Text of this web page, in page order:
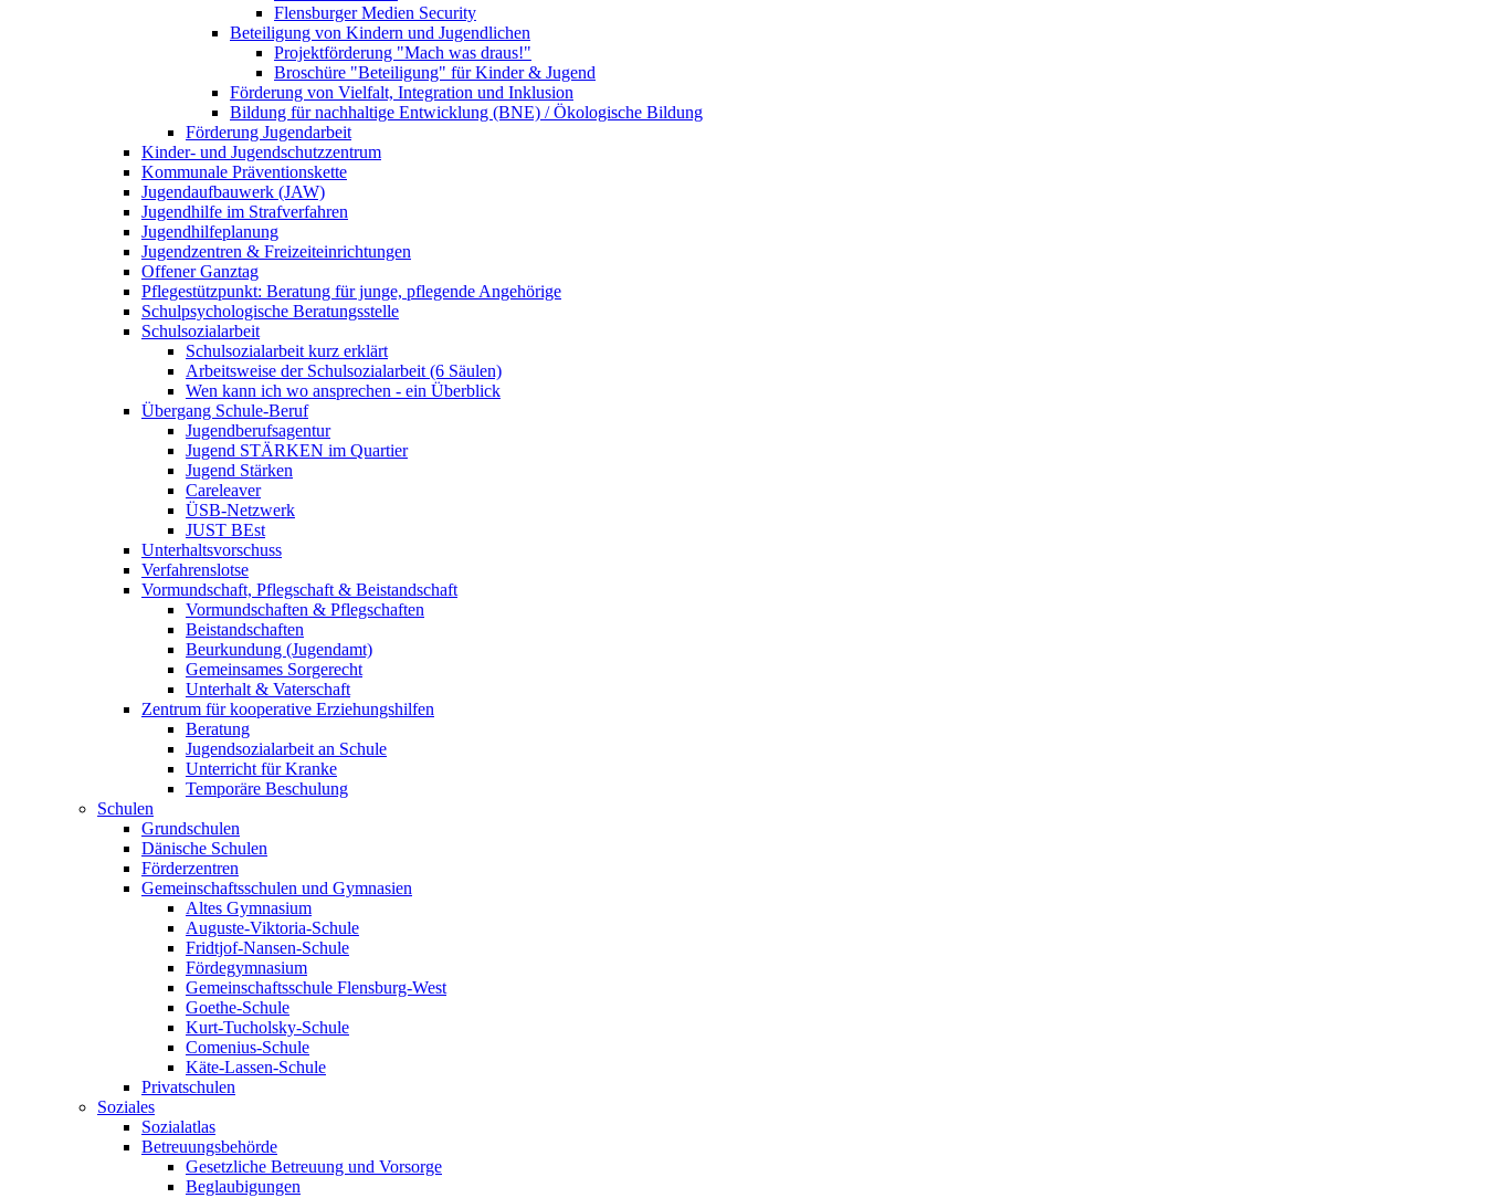
Flensburger Medien Security
Beteiligung von Kindern und Jugendlichen
Projektförderung "Mach was draus!"
Broschüre "Beteiligung" für Kinder & Jugend
Förderung von Vielfalt, Integration und Inklusion
Bildung für nachhaltige Entwicklung (BNE) / Ökologische Bildung
Förderung Jugendarbeit
Kinder- und Jugendschutzzentrum
Kommunale Präventionskette
Jugendaufbauwerk (JAW)
Jugendhilfe im Strafverfahren
Jugendhilfeplanung
Jugendzentren & Freizeiteinrichtungen
Offener Ganztag
Pflegestützpunkt: Beratung für junge, pflegende Angehörige
Schulpsychologische Beratungsstelle
Schulsozialarbeit
Schulsozialarbeit kurz erklärt
Arbeitsweise der Schulsozialarbeit (6 Säulen)
Wen kann ich wo ansprechen - ein Überblick
Übergang Schule-Beruf
Jugendberufsagentur
Jugend STÄRKEN im Quartier
Jugend Stärken
Careleaver
ÜSB-Netzwerk
JUST BEst
Unterhaltsvorschuss
Verfahrenslotse
Vormundschaft, Pflegschaft & Beistandschaft
Vormundschaften & Pflegschaften
Beistandschaften
Beurkundung (Jugendamt)
Gemeinsames Sorgerecht
Unterhalt & Vaterschaft
Zentrum für kooperative Erziehungshilfen
Beratung
Jugendsozialarbeit an Schule
Unterricht für Kranke
Temporäre Beschulung
Schulen
Grundschulen
Dänische Schulen
Förderzentren
Gemeinschaftsschulen und Gymnasien
Altes Gymnasium
Auguste-Viktoria-Schule
Fridtjof-Nansen-Schule
Fördegymnasium
Gemeinschaftsschule Flensburg-West
Goethe-Schule
Kurt-Tucholsky-Schule
Comenius-Schule
Käte-Lassen-Schule
Privatschulen
Soziales
Sozialatlas
Betreuungsbehörde
Gesetzliche Betreuung und Vorsorge
Beglaubigungen